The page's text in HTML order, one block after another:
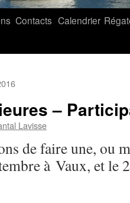
Contacts Calendrier
–
Lavisse
de faire une, ou
à Vaux, et le